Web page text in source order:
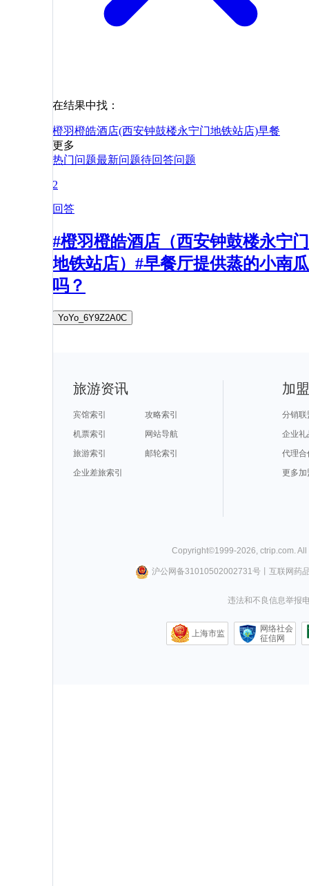
在结果中找：
橙羽橙皓酒店(西安钟鼓楼永宁门地铁站店)早餐
更多
热门问题最新问题待回答问题
2
回答
#橙羽橙皓酒店（西安钟鼓楼永宁门
地铁站店）#早餐厅提供蒸的小南瓜
吗？
YoYo_6Y9Z2A0C
旅游资讯
宾馆索引
攻略索引
机票索引
网站导航
旅游索引
邮轮索引
企业差旅索引
加
分销联
企业礼
代理合
更多加
Copyright©1999-2026 ctrip.com .
沪公网备31010502002731号丨 互联网药
违法和不良信息举报
上海市监
网络社会
征信网